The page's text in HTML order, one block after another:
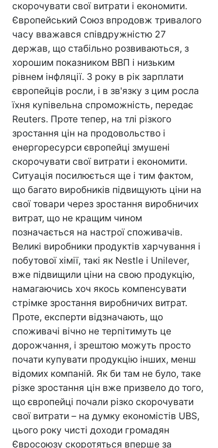
скорочувати свої витрати і економити.
Європейський Союз впродовж тривалого
часу вважався співдружністю 27
держав, що стабільно розвиваються, з
хорошим показником ВВП і низьким
рівнем інфляції. З року в рік зарплати
європейців росли, і в зв'язку з цим росла
їхня купівельна спроможність, передає
Reuters. Проте тепер, на тлі різкого
зростання цін на продовольство і
енергоресурси європейці змушені
скорочувати свої витрати і економити.
Ситуація посилюється ще і тим фактом,
що багато виробників підвищують ціни на
свої товари через зростання виробничих
витрат, що не кращим чином
позначається на настрої споживачів.
Великі виробники продуктів харчування і
побутової хімії, такі як Nestle і Unilever,
вже підвищили ціни на свою продукцію,
намагаючись хоч якось компенсувати
стрімке зростання виробничих витрат.
Проте, експерти відзначають, що
споживачі вічно не терпітимуть це
дорожчання, і зрештою можуть просто
почати купувати продукцію інших, менш
відомих компаній. Як би там не було, таке
різке зростання цін вже призвело до того,
що європейці почали різко скорочувати
свої витрати – на думку економістів UBS,
цього року чисті доходи громадян
Євросоюзу скоротяться вперше за